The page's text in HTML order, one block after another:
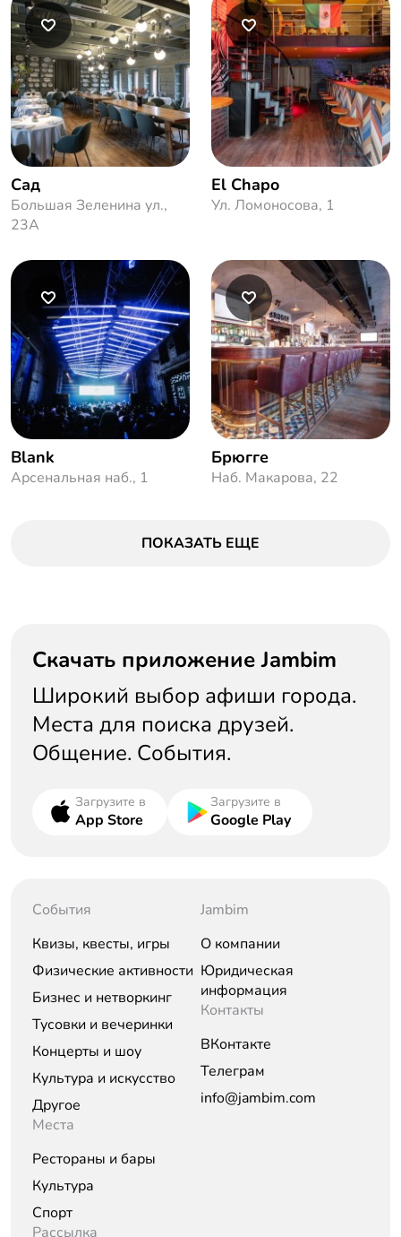
Сад
Большая Зеленина ул.,
23А
El Chapo
Ул. Ломоносова, 1
Blank
Арсенальная наб., 1
Брюгге
Наб. Макарова, 22
ПОКАЗАТЬ ЕЩЕ
Скачать приложение Jambim
Широкий выбор афиши города.
Места для поиска друзей.
Общение. События.
Загрузите в
App Store
Загрузите в
Google Play
События
Квизы, квесты, игры
Физические активности
Бизнес и нетворкинг
Тусовки и вечеринки
Концерты и шоу
Культура и искусство
Другое
Места
Рестораны и бары
Культура
Спорт
Jambim
О компании
Юридическая
информация
Контакты
ВКонтакте
Телеграм
info@jambim.com
Рассылка